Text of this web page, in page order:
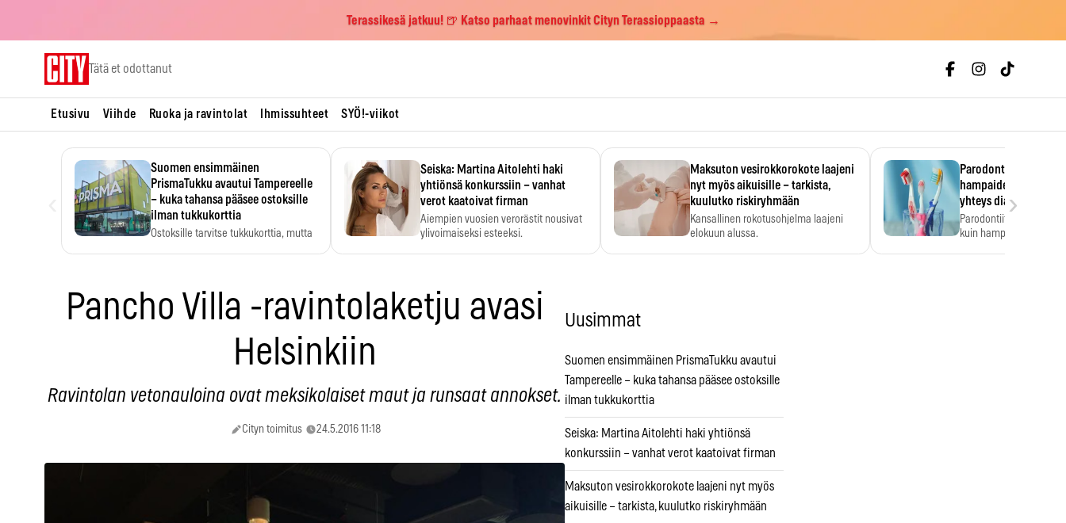
Terassikesä jatkuu! 🍺 Katso parhaat menovinkit Cityn Terassioppaasta →
Tätä et odottanut
Etusivu Viihde Ruoka ja ravintolat Ihmissuhteet SYÖ!-viikot
Suomen ensimmäinen
PrismaTukku avautui Tampereelle
– kuka tahansa pääsee ostoksille
ilman tukkukorttia
Ostoksille tarvitse tukkukorttia, mutta
Seiska: Martina Aitolehti haki
yhtiönsä konkurssiin – vanhat
verot kaatoivat firman
Aiempien vuosien verorästit nousivat
ylivoimaiseksi esteeksi.
Maksuton vesirokkorokote laajeni
nyt myös aikuisille – tarkista,
kuulutko riskiryhmään
Kansallinen rokotusohjelma laajeni
elokuun alussa.
Parodontiitti on
hampaiden
yhteys diabetekseen
Parodontiitti on
kuin hampaiden
›
Pancho Villa -ravintolaketju avasi
Helsinkiin
Ravintolan vetonauloina ovat meksikolaiset maut ja runsaat annokset.
Cityn toimitus 24.5.2016 11:18
Uusimmat
Suomen ensimmäinen PrismaTukku avautui
Tampereelle – kuka tahansa pääsee ostoksille
ilman tukkukorttia
Seiska: Martina Aitolehti haki yhtiönsä
konkurssiin – vanhat verot kaatoivat firman
Maksuton vesirokkorokote laajeni nyt myös
aikuisille – tarkista, kuulutko riskiryhmään